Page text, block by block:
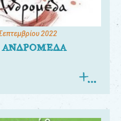
2022
ΑΝΔΡΟΜΕΔΑ